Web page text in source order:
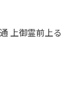
上御霊前上る